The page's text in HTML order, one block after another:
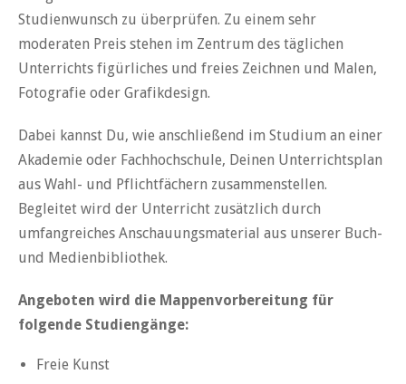
Studienwunsch zu überprüfen. Zu einem sehr
moderaten Preis stehen im Zentrum des täglichen
Unterrichts figürliches und freies Zeichnen und Malen,
Fotografie oder Grafikdesign.
Dabei kannst Du, wie anschließend im Studium an einer
Akademie oder Fachhochschule, Deinen Unterrichtsplan
aus Wahl- und Pflichtfächern zusammenstellen.
Begleitet wird der Unterricht zusätzlich durch
umfangreiches Anschauungsmaterial aus unserer Buch-
und Medienbibliothek.
Angeboten wird die Mappenvorbereitung für
folgende Studiengänge:
Freie Kunst